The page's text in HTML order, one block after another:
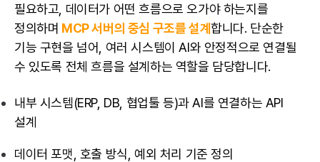
필요하고, 데이터가 어떤 흐름으로 오가야 하는지를
정의하며 MCP 서버의 중심 구조를 설계합니다. 단순한
기능 구현을 넘어, 여러 시스템이 AI와 안정적으로 연결될
수 있도록 전체 흐름을 설계하는 역할을 담당합니다.
내부 시스템(ERP, DB, 협업툴 등)과 AI를 연결하는 API
설계
데이터 포맷, 호출 방식, 예외 처리 기준 정의